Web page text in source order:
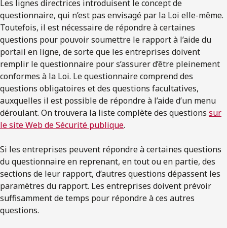
Les lignes directrices introduisent le concept de
questionnaire, qui n’est pas envisagé par la Loi elle-même.
Toutefois, il est nécessaire de répondre à certaines
questions pour pouvoir soumettre le rapport à l’aide du
portail en ligne, de sorte que les entreprises doivent
remplir le questionnaire pour s’assurer d’être pleinement
conformes à la Loi. Le questionnaire comprend des
questions obligatoires et des questions facultatives,
auxquelles il est possible de répondre à l’aide d’un menu
déroulant. On trouvera la liste complète des questions sur
le site Web de Sécurité publique.
Si les entreprises peuvent répondre à certaines questions
du questionnaire en reprenant, en tout ou en partie, des
sections de leur rapport, d’autres questions dépassent les
paramètres du rapport. Les entreprises doivent prévoir
suffisamment de temps pour répondre à ces autres
questions.